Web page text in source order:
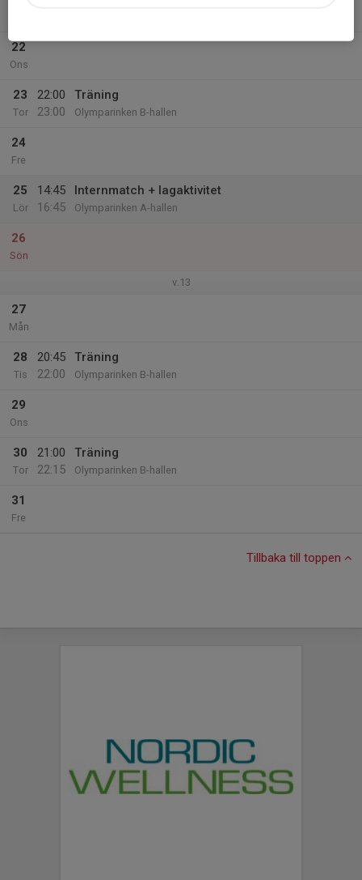
22
Ons
23
Tor
22:00
23:00
Träning
Olymparinken B-hallen
24
Fre
25
Lör
14:45
16:45
Internmatch + lagaktivitet
Olymparinken A-hallen
26
Sön
v.13
27
Mån
28
Tis
20:45
22:00
Träning
Olymparinken B-hallen
29
Ons
30
Tor
21:00
22:15
Träning
Olymparinken B-hallen
31
Fre
Tillbaka till toppen